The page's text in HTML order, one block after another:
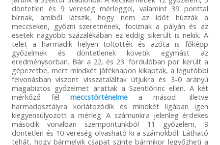
döntetlen és 9 vereség mérleggel, valamint 39 ponttal
bírnak, amiből látszik, hogy nem az időt húzzák a
meccseken, győzni szeretnének, fociznak a pályán és az
esetek nagyobb százalékában ez eddig sikerült is nekik. A
telet a harmadik helyen töltötték és azóta is főképp
győzelmek és döntetlenek követik egymást az
eredménysorban. Bár a 22. és 23. fordulóban por került a
gépezetbe, mert mindkét játéknapon kikaptak, a legutóbbi
felvonásban viszont visszataláltak útjukra és 3-0 arányú
magabiztos győzelmet arattak a Szentlőrinc ellen. A két
mérkőző fél meccstörténelmea másod- illetve
harmadosztályra korlátozódik és mindkét ligában igen
kiegyensúlyozott a mérleg. A számunkra jelenleg érdekes
második vonalban szempontunkból 11 győzelem, 9
döntetlen és 10 vereség olvasható ki a számokból. Látható
tehát, hogy bármelyik csapat szinte bármikor legyőzheti a